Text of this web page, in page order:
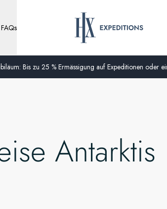
Bis zu 25 % Ermässigung auf Expeditionen oder
Antarktis